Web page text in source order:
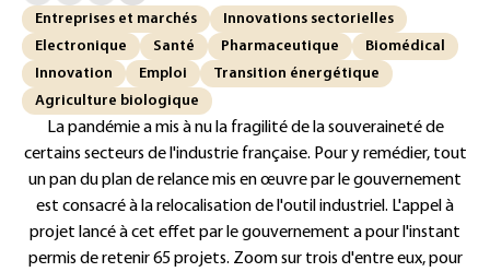
Entreprises et marchés
Innovations sectorielles
Electronique
Santé Pharmaceutique
Biomédical
Innovation
Emploi
Transition énergétique
Agriculture biologique
La pandémie a mis à nu la fragilité de la souveraineté de
certains secteurs de l'industrie française. Pour y remédier, tout
un pan du plan de relance mis en œuvre par le gouvernement
est consacré à la relocalisation de l'outil industriel. L'appel à
projet lancé à cet effet par le gouvernement a pour l'instant
permis de retenir 65 projets. Zoom sur trois d'entre eux, pour